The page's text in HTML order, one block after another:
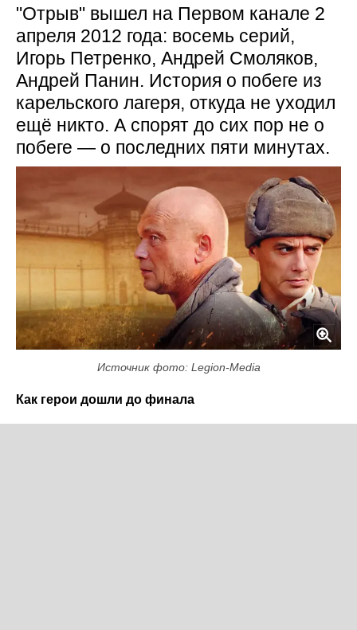
"Отрыв" вышел на Первом канале 2
апреля 2012 года: восемь серий,
Игорь Петренко, Андрей Смоляков,
Андрей Панин. История о побеге из
карельского лагеря, откуда не уходил
ещё никто. А спорят до сих пор не о
побеге — о последних пяти минутах.
Источник фото: Legion-Media
Как герои дошли до финала